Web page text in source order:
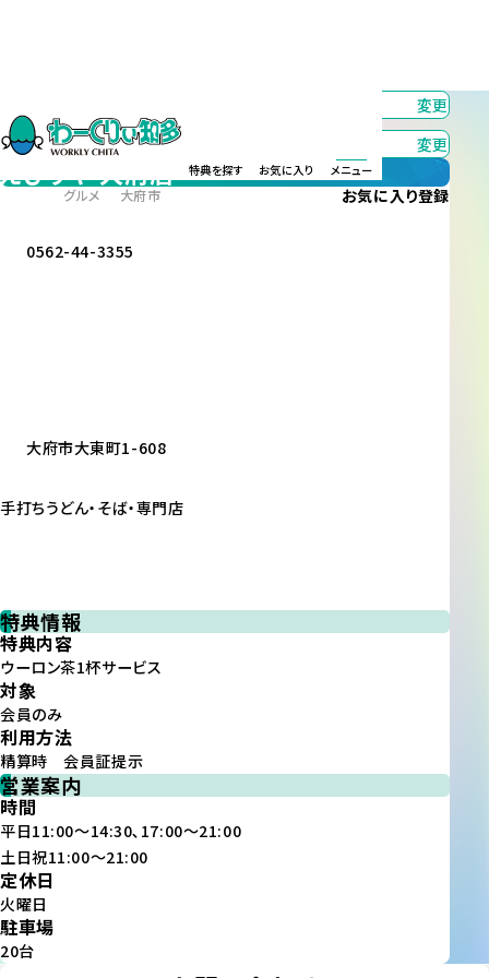
特典を探す お気に入り メニュー
変更
エリア すべて 変更
えびすや 大府店
グルメ 大府市 お気に入り登録
0562-44-3355
大府市大東町1-608
手打ちうどん・そば・専門店
特典情報
特典内容
ウーロン茶1杯サービス
対象
会員のみ
利用方法
精算時 会員証提示
営業案内
時間
平日11:00～14:30､17:00～21:00
土日祝11:00～21:00
定休日
火曜日
駐車場
20台